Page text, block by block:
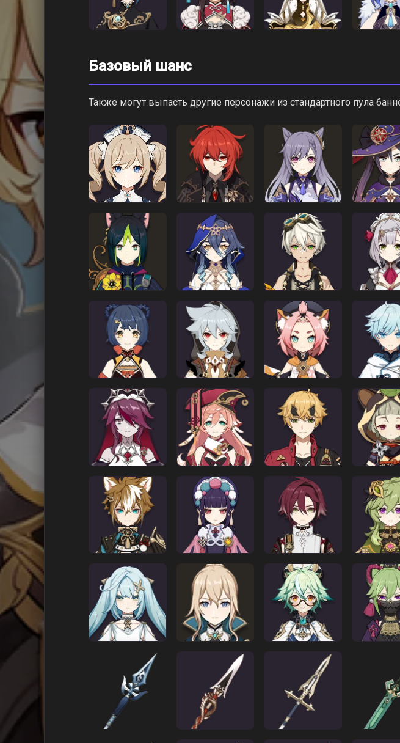
Базовый шанс
Также могут выпасть другие персонажи из стандартного пула